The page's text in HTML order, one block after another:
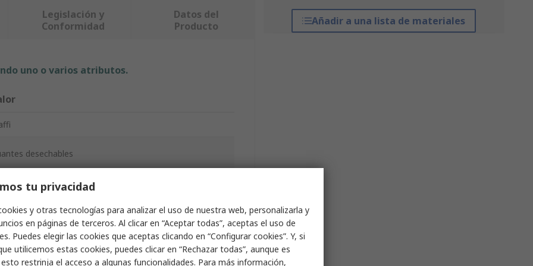
Añadir a una lista de materiales
Legislación y
Conformidad
Datos del
Producto
uno o varios atributos.
desechables
tu privacidad
y otras tecnologías para analizar el uso de nuestra web, personalizarla y
en páginas de terceros. Al clicar en “Aceptar todas”, aceptas el uso de
Puedes elegir las cookies que aceptas clicando en “Configurar cookies”. Y, si
utilicemos estas cookies, puedes clicar en “Rechazar todas”, aunque es
restrinja el acceso a algunas funcionalidades. Para más información,